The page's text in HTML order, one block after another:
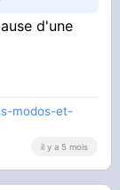
d'une
modos-et-
il y a 5 mois